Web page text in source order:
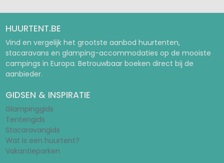
HUURTENT.BE
Vind en vergelijk het grootste aanbod huurtenten,
stacaravans en glamping-accommodaties op de mooiste
campings in Europa. Betrouwbaar boeken direct bij de
aanbieder.
GIDSEN & INSPIRATIE
Glampinggids
Tentengids
Stacaravangids
Wat is een huurtent?
Vakantieparken